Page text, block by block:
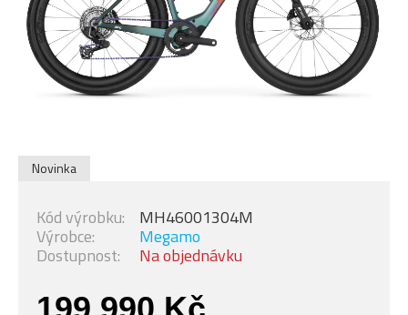
Novinka
Dostupnost: Na objednávku
Výrobce: Megamo
Kód výrobku: MH46001304M